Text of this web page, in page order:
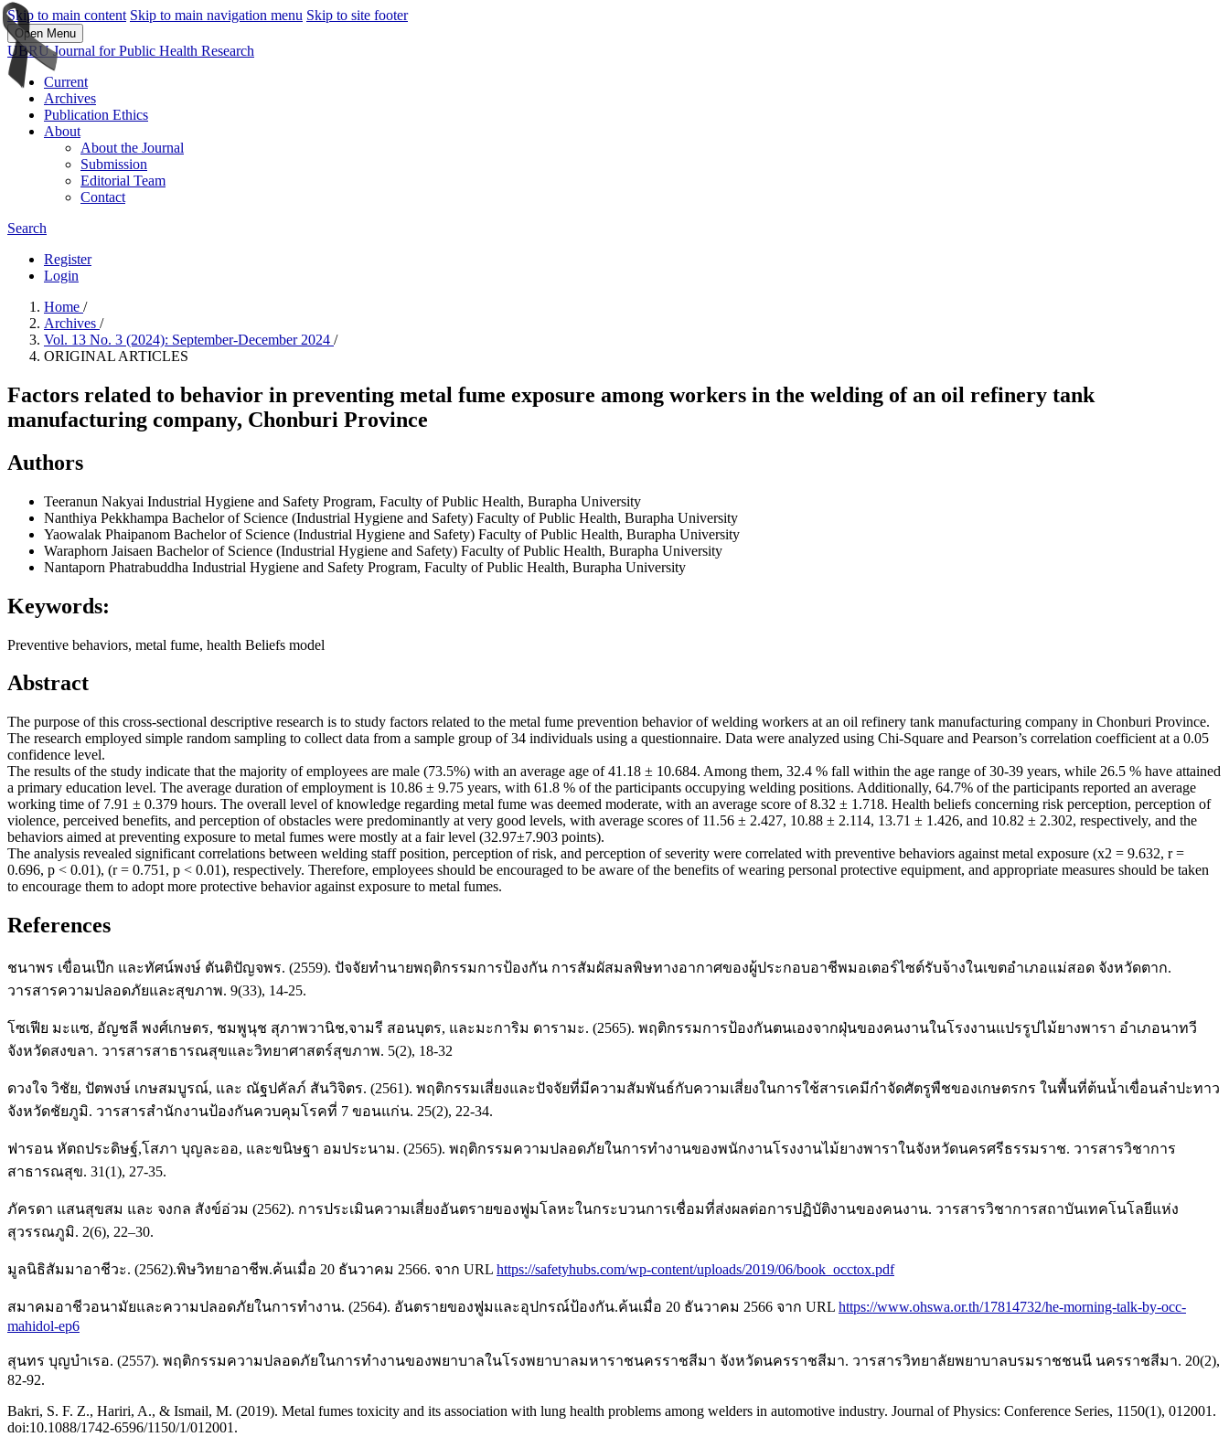
Skip to main content Skip to main navigation menu Skip to site footer
Open Menu
UBRU Journal for Public Health Research
Current
Archives
Publication Ethics
About
About the Journal
Submission
Editorial Team
Contact
Search
Register
Login
Home /
Archives /
Vol. 13 No. 3 (2024): September-December 2024 /
ORIGINAL ARTICLES
Factors related to behavior in preventing metal fume exposure among workers in the welding of an oil refinery tank
manufacturing company, Chonburi Province
Authors
Teeranun Nakyai Industrial Hygiene and Safety Program, Faculty of Public Health, Burapha University
Nanthiya Pekkhampa Bachelor of Science (Industrial Hygiene and Safety) Faculty of Public Health, Burapha University
Yaowalak Phaipanom Bachelor of Science (Industrial Hygiene and Safety) Faculty of Public Health, Burapha University
Waraphorn Jaisaen Bachelor of Science (Industrial Hygiene and Safety) Faculty of Public Health, Burapha University
Nantaporn Phatrabuddha Industrial Hygiene and Safety Program, Faculty of Public Health, Burapha University
Keywords:
Preventive behaviors, metal fume, health Beliefs model
Abstract
The purpose of this cross-sectional descriptive research is to study factors related to the metal fume prevention behavior of welding workers at an oil refinery tank manufacturing company in Chonburi Province.
The research employed simple random sampling to collect data from a sample group of 34 individuals using a questionnaire. Data were analyzed using Chi-Square and Pearson’s correlation coefficient at a 0.05
confidence level.
The results of the study indicate that the majority of employees are male (73.5%) with an average age of 41.18 ± 10.684. Among them, 32.4 % fall within the age range of 30-39 years, while 26.5 % have attained
a primary education level. The average duration of employment is 10.86 ± 9.75 years, with 61.8 % of the participants occupying welding positions. Additionally, 64.7% of the participants reported an average
working time of 7.91 ± 0.379 hours. The overall level of knowledge regarding metal fume was deemed moderate, with an average score of 8.32 ± 1.718. Health beliefs concerning risk perception, perception of
violence, perceived benefits, and perception of obstacles were predominantly at very good levels, with average scores of 11.56 ± 2.427, 10.88 ± 2.114, 13.71 ± 1.426, and 10.82 ± 2.302, respectively, and the
behaviors aimed at preventing exposure to metal fumes were mostly at a fair level (32.97±7.903 points).
The analysis revealed significant correlations between welding staff position, perception of risk, and perception of severity were correlated with preventive behaviors against metal exposure (x2 = 9.632, r =
0.696, p < 0.01), (r = 0.751, p < 0.01), respectively. Therefore, employees should be encouraged to be aware of the benefits of wearing personal protective equipment, and appropriate measures should be taken
to encourage them to adopt more protective behavior against exposure to metal fumes.
References
ชนาพร เขื่อนเป๊ก และทัศน์พงษ์ ตันติปัญจพร. (2559). ปัจจัยทำนายพฤติกรรมการป้องกัน การสัมผัสมลพิษทางอากาศของผู้ประกอบอาชีพมอเตอร์ไซต์รับจ้างในเขตอำเภอแม่สอด จังหวัดตาก.
วารสารความปลอดภัยและสุขภาพ. 9(33), 14-25.
โซเฟีย มะแซ, อัญชลี พงศ์เกษตร, ชมพูนุช สุภาพวานิช,จามรี สอนบุตร, และมะการิม ดารามะ. (2565). พฤติกรรมการป้องกันตนเองจากฝุ่นของคนงานในโรงงานแปรรูปไม้ยางพารา อำเภอนาทวี
จังหวัดสงขลา. วารสารสาธารณสุขและวิทยาศาสตร์สุขภาพ. 5(2), 18-32
ดวงใจ วิชัย, ปัตพงษ์ เกษสมบูรณ์, และ ณัฐปคัลภ์ สันวิจิตร. (2561). พฤติกรรมเสี่ยงและปัจจัยที่มีความสัมพันธ์กับความเสี่ยงในการใช้สารเคมีกำจัดศัตรูพืชของเกษตรกร ในพื้นที่ต้นน้ำเขื่อนลำปะทาว
จังหวัดชัยภูมิ. วารสารสำนักงานป้องกันควบคุมโรคที่ 7 ขอนแก่น. 25(2), 22-34.
ฟารอน หัตถประดิษฐ์,โสภา บุญละออ, และขนิษฐา อมประนาม. (2565). พฤติกรรมความปลอดภัยในการทำงานของพนักงานโรงงานไม้ยางพาราในจังหวัดนครศรีธรรมราช. วารสารวิชาการ
สาธารณสุข. 31(1), 27-35.
ภัครดา แสนสุขสม และ จงกล สังข์อ่วม (2562). การประเมินความเสี่ยงอันตรายของฟูมโลหะในกระบวนการเชื่อมที่ส่งผลต่อการปฏิบัติงานของคนงาน. วารสารวิชาการสถาบันเทคโนโลยีแห่ง
สุวรรณภูมิ. 2(6), 22–30.
มูลนิธิสัมมาอาชีวะ. (2562).พิษวิทยาอาชีพ.ค้นเมื่อ 20 ธันวาคม 2566. จาก URL https://safetyhubs.com/wp-content/uploads/2019/06/book_occtox.pdf
สมาคมอาชีวอนามัยและความปลอดภัยในการทำงาน. (2564). อันตรายของฟูมและอุปกรณ์ป้องกัน.ค้นเมื่อ 20 ธันวาคม 2566 จาก URL https://www.ohswa.or.th/17814732/he-morning-talk-by-occ-
mahidol-ep6
สุนทร บุญบำเรอ. (2557). พฤติกรรมความปลอดภัยในการทำงานของพยาบาลในโรงพยาบาลมหาราชนครราชสีมา จังหวัดนครราชสีมา. วารสารวิทยาลัยพยาบาลบรมราชชนนี นครราชสีมา. 20(2),
82-92.
Bakri, S. F. Z., Hariri, A., & Ismail, M. (2019). Metal fumes toxicity and its association with lung health problems among welders in automotive industry. Journal of Physics: Conference Series, 1150(1), 012001.
doi:10.1088/1742-6596/1150/1/012001.